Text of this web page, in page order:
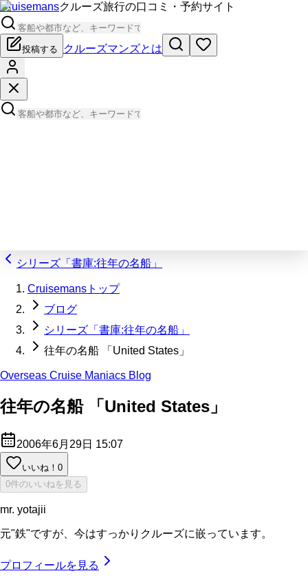
Cruisemansクルーズ旅行の口コミ・予約サイト
投稿する クルーズマンズとは
シリーズ「書庫:往年の名船」
Cruisemansトップ
ブログ
シリーズ「書庫:往年の名船」
往年の名船 「United States」
Overseas Cruise Maniacs Blog
往年の名船 「United States」
2006年6月29日 15:07
いいね！ 0
0件のいいねを見る
mr. yotajii
元"鉄"ですが、今はすっかりクルーズに嵌っています。
プロフィールを見る